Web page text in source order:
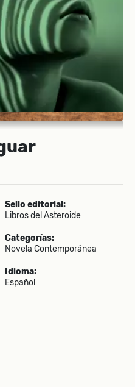
Sello editorial:
Libros del Asteroide
Categorías:
Novela Contemporánea
Idioma:
Español